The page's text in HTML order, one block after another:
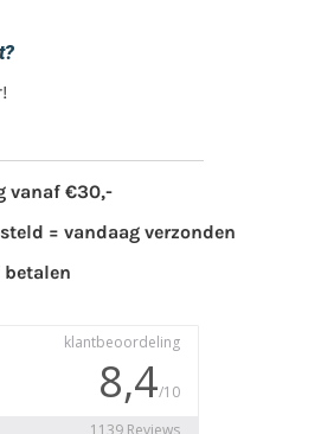
vanaf €30,-
= vandaag verzonden